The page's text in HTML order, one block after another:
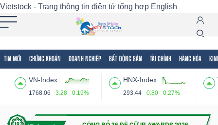
Vietstock - Trang thông tin điện tử tổng hợp English
TIN MỚI CHỨNG KHOÁN DOANH NGHIỆP BẤT ĐỘNG SẢN TÀI CHÍNH HÀNG HÓA
VN-Index
1768.06 3.28 0.19%
HNX-Index
293.44 0.80 0.27%
Tất cả Tính năng Ngành Mã chứng khoán
Tính
(-)